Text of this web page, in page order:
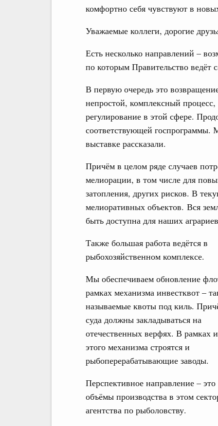
комфортно себя чувствуют в
Уважаемые коллеги, дорогие
Есть несколько направлений –
по которым Правительство ведёт
В первую очередь это
непростой, комплексный процесс,
регулирование в этой сфере.
соответствующей госпрограммы.
выставке рассказали.
Причём в целом ряде случаев
мелиорации, в том числе для
затопления, других рисков. В
мелиоративных объектов. Вся
быть доступна для наших
Также большая работа ведётся в
рыбохозяйственном комплексе.
Мы обеспечиваем обновление
рамках механизма инвестквот –
называемые квоты под киль.
суда должны закладываться на
отечественных верфях. В рамках
этого механизма строятся и
рыбоперерабатывающие заводы.
Перспективное направление –
объёмы производства в этом
агентства по рыболовству.